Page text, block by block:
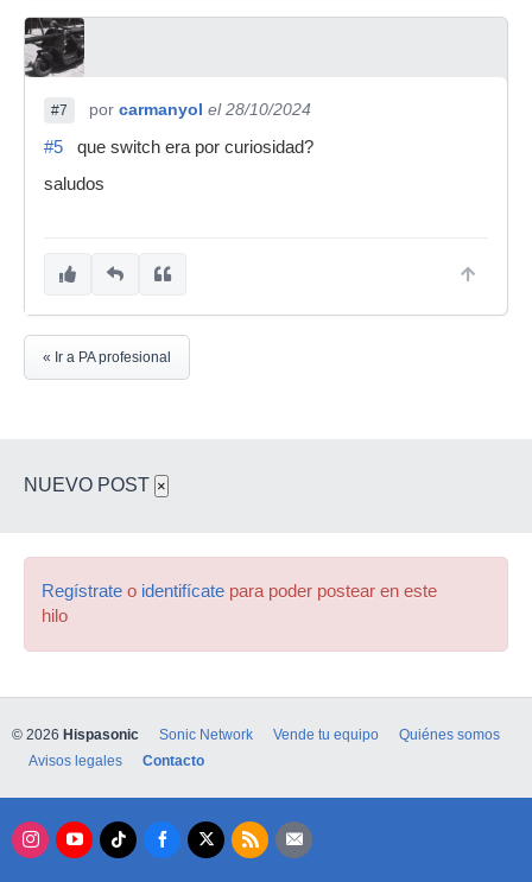
#7 por carmanyol el 28/10/2024
#5 que switch era por curiosidad?
saludos
« Ir a PA profesional
NUEVO POST ×
Regístrate o identifícate para poder postear en este
hilo
© 2026 Hispasonic Sonic Network Vende tu equipo
Quiénes somos
Avisos legales
Contacto